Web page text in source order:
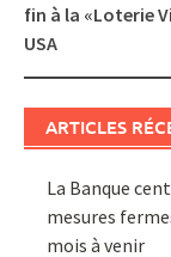
fin à la «Loterie
USA
ARTICLES
La Banque
mesures
mois à venir